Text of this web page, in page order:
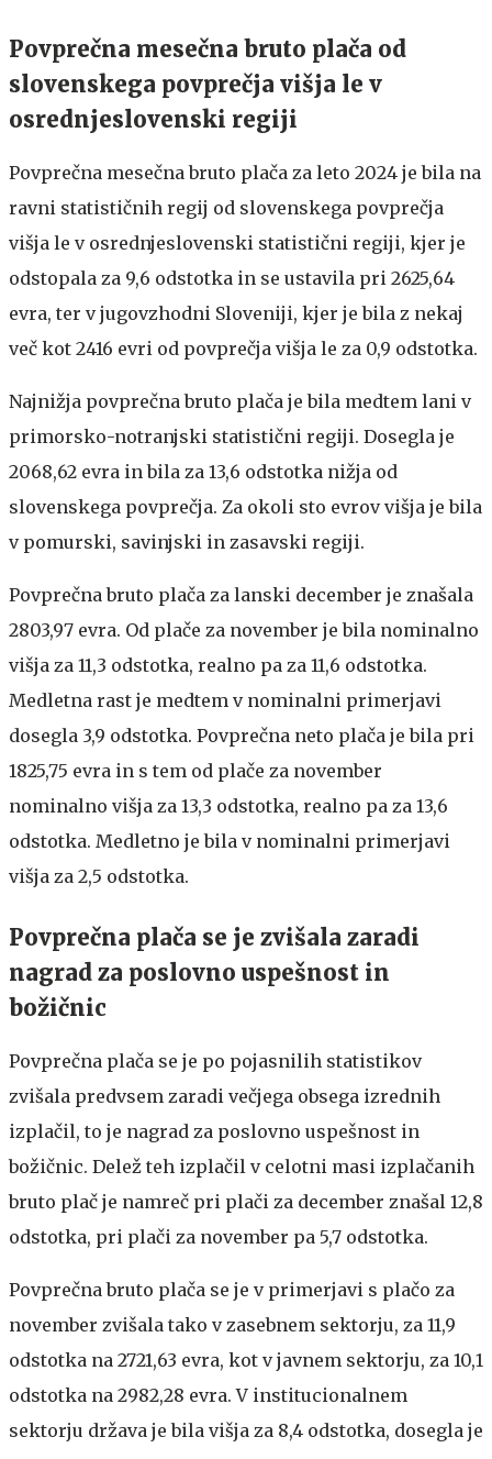
Povprečna mesečna bruto plača od
slovenskega povprečja višja le v
osrednjeslovenski regiji
Povprečna mesečna bruto plača za leto 2024 je bila na
ravni statističnih regij od slovenskega povprečja
višja le v osrednjeslovenski statistični regiji, kjer je
odstopala za 9,6 odstotka in se ustavila pri 2625,64
evra, ter v jugovzhodni Sloveniji, kjer je bila z nekaj
več kot 2416 evri od povprečja višja le za 0,9 odstotka.
Najnižja povprečna bruto plača je bila medtem lani v
primorsko-notranjski statistični regiji. Dosegla je
2068,62 evra in bila za 13,6 odstotka nižja od
slovenskega povprečja. Za okoli sto evrov višja je bila
v pomurski, savinjski in zasavski regiji.
Povprečna bruto plača za lanski december je znašala
2803,97 evra. Od plače za november je bila nominalno
višja za 11,3 odstotka, realno pa za 11,6 odstotka.
Medletna rast je medtem v nominalni primerjavi
dosegla 3,9 odstotka. Povprečna neto plača je bila pri
1825,75 evra in s tem od plače za november
nominalno višja za 13,3 odstotka, realno pa za 13,6
odstotka. Medletno je bila v nominalni primerjavi
višja za 2,5 odstotka.
Povprečna plača se je zvišala zaradi
nagrad za poslovno uspešnost in
božičnic
Povprečna plača se je po pojasnilih statistikov
zvišala predvsem zaradi večjega obsega izrednih
izplačil, to je nagrad za poslovno uspešnost in
božičnic. Delež teh izplačil v celotni masi izplačanih
bruto plač je namreč pri plači za december znašal 12,8
odstotka, pri plači za november pa 5,7 odstotka.
Povprečna bruto plača se je v primerjavi s plačo za
november zvišala tako v zasebnem sektorju, za 11,9
odstotka na 2721,63 evra, kot v javnem sektorju, za 10,1
odstotka na 2982,28 evra. V institucionalnem
sektorju država je bila višja za 8,4 odstotka, dosegla je